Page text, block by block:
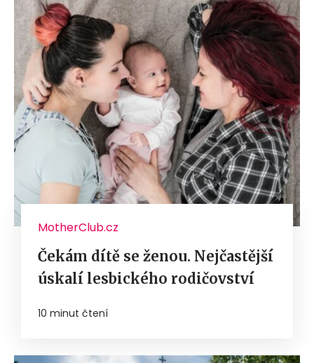
MotherClub.cz
Čekám dítě se ženou. Nejčastější
úskalí lesbického rodičovství
10 minut čtení